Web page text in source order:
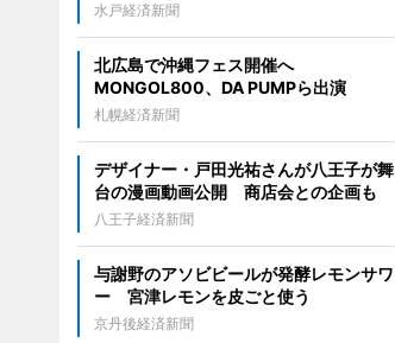
水戸経済新聞
北広島で沖縄フェス開催へ
MONGOL800、DA PUMPら出演
札幌経済新聞
デザイナー・戸田光祐さんが八王子が舞
台の漫画動画公開 商店会との企画も
八王子経済新聞
与謝野のアソビビールが発酵レモンサワ
ー 宮津レモンを皮ごと使う
京丹後経済新聞